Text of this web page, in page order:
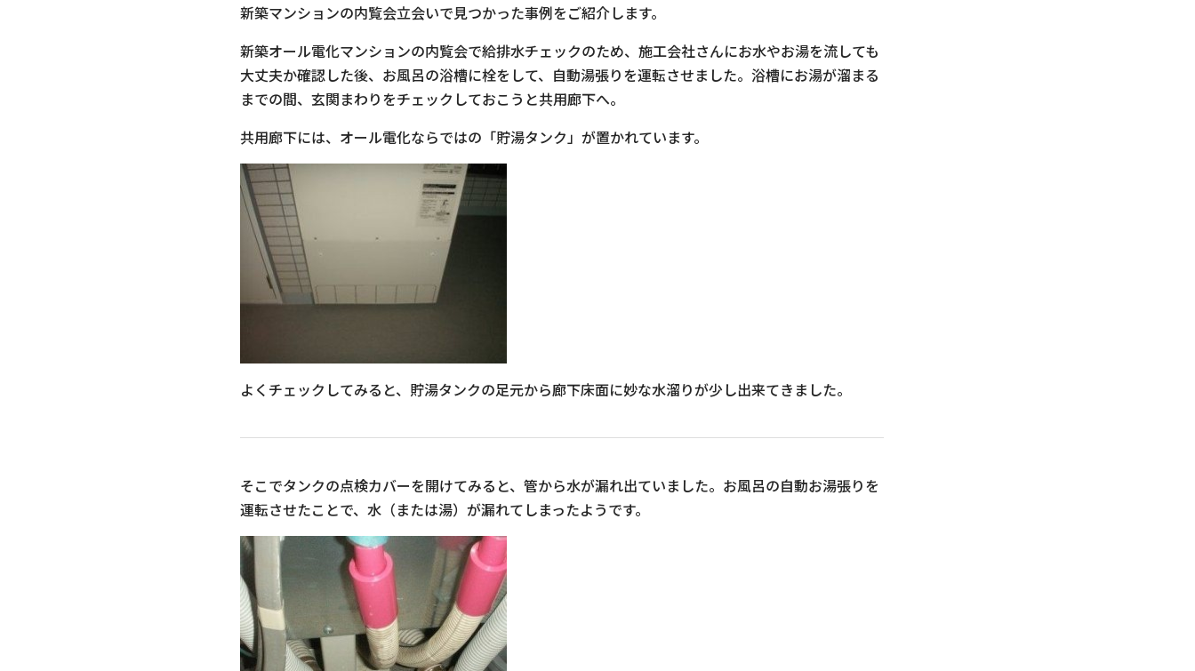
新築マンションの内覧会立会いで見つかった事例をご紹介します。
新築オール電化マンションの内覧会で給排水チェックのため、施工会社さんにお水やお湯を流しても
大丈夫か確認した後、お風呂の浴槽に栓をして、自動湯張りを運転させました。浴槽にお湯が溜まる
までの間、玄関まわりをチェックしておこうと共用廊下へ。
共用廊下には、オール電化ならではの「貯湯タンク」が置かれています。
よくチェックしてみると、貯湯タンクの足元から廊下床面に妙な水溜りが少し出来てきました。
そこでタンクの点検カバーを開けてみると、管から水が漏れ出ていました。お風呂の自動お湯張りを
運転させたことで、水（または湯）が漏れてしまったようです。